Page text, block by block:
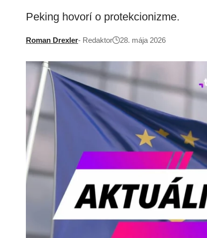
Peking hovorí o protekcionizme.
Roman Drexler- Redaktor 28. mája 2026